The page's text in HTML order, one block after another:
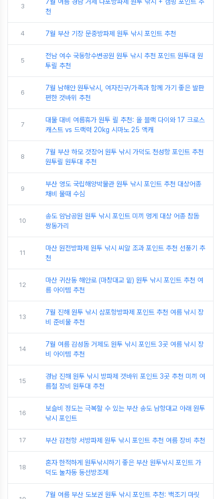
3
7월 여름 경남 거제 다포방파제 원투 낚시 + 캠핑 포인트 추
천
4 7월 부산 기장 문중방파제 원투 낚시 포인트 추천
5
전남 여수 국동항수변공원 원투 낚시 추천 포인트 원투대 원
투릴 추천
6
7월 남해안 원투낚시, 여자친구/가족과 함께 가기 좋은 발판
편한 갯바위 추천
7
대물 대비 여름휴가 원투 릴 추천: 올 블랙 다이와 17 크로스
캐스트 vs 드랙력 20kg 시마노 25 액캐
8
7월 부산 하모 갯장어 원투 낚시 가덕도 천성항 포인트 추천
원투릴 원투대 추천
9
부산 영도 국립해양박물관 원투 낚시 포인트 추천 대상어종
채비 물때 수심
10
송도 암남공원 원투 낚시 포인트 미끼 멍게 대상 어종 참돔
쌍동가리
11
마산 원전방파제 원투 낚시 씨알 조과 포인트 추천 선풍기 추
천
12
마산 귀산동 해안로 (마창대교 밑) 원투 낚시 포인트 추천 여
름 아이템 추천
13
7월 진해 원투 낚시 삼포항방파제 포인트 추천 여름 낚시 장
비 준비물 추천
14
7월 여름 감성돔 거제도 원투 낚시 포인트 3곳 여름 낚시 장
비 아이템 추천
15
경남 진해 원투 낚시 방파제 갯바위 포인트 3곳 추천 미끼 여
름철 장비 원투대 추천
16
보슬비 정도는 극복할 수 있는 부산 송도 남항대교 아래 원투
낚시 포인트
17 부산 감천항 서방파제 원투 낚시 포인트 추천 여름 장비 추천
18
혼자 한적하게 원투낚시하기 좋은 부산 원투낚시 포인트 가
덕도 눌차동 동선방조제
7월 여름 부산 도보권 원투 낚시 포인트 추천: 백조기 마릿